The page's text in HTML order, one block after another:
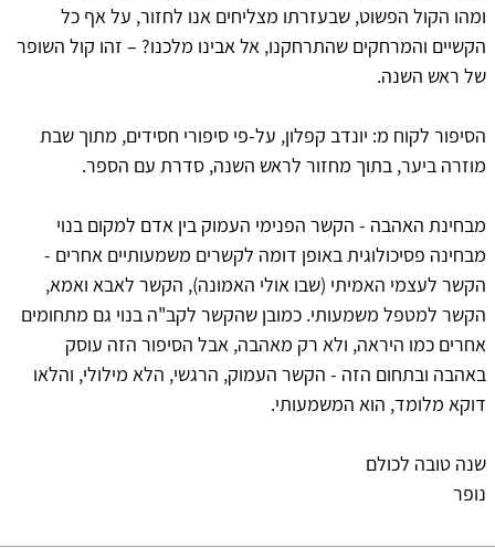
ומהו הקול הפשוט, שבעזרתו מצליחים אנו לחזור, על אף כל
הקשיים והמרחקים שהתרחקנו, אל אבינו מלכנו? – זהו קול השופר
של ראש השנה.
הסיפור לקוח מ: יונדב קפלון, על-פי סיפורי חסידים, מתוך שבת
מוזרה ביער, בתוך מחזור לראש השנה, סדרת עם הספר.
מבחינת האהבה - הקשר הפנימי העמוק בין אדם למקום בנוי
מבחינה פסיכולוגית באופן דומה לקשרים משמעותיים אחרים -
הקשר לעצמי האמיתי (שבו אולי האמונה), הקשר לאבא ואמא,
הקשר למטפל משמעותי. כמובן שהקשר לקב"ה בנוי גם מתחומים
אחרים כמו היראה, ולא רק מאהבה, אבל הסיפור הזה עוסק
באהבה ובתחום הזה - הקשר העמוק, הרגשי, הלא מילולי, והלאו
דוקא מלומד, הוא המשמעותי.
שנה טובה לכולם
נופר